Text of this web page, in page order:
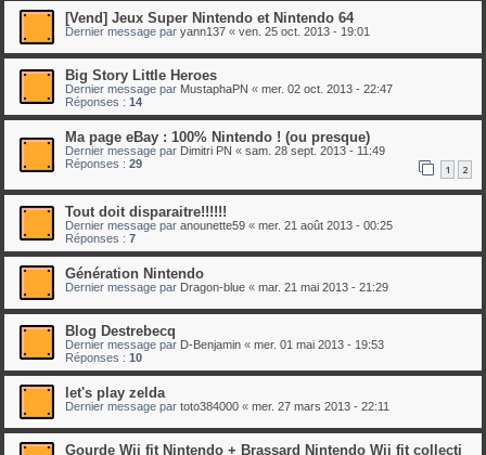
[Vend] Jeux Super Nintendo et Nintendo 64
Dernier message par yann137 « ven. 25 oct. 2013 - 19:01
Big Story Little Heroes
Dernier message par MustaphaPN « mer. 02 oct. 2013 - 22:47
Réponses : 14
Ma page eBay : 100% Nintendo ! (ou presque)
Dernier message par Dimitri PN « sam. 28 sept. 2013 - 11:49
Réponses : 29 1 2
Tout doit disparaitre!!!!!!
Dernier message par anounette59 « mer. 21 août 2013 - 00:25
Réponses : 7
Génération Nintendo
Dernier message par Dragon-blue « mar. 21 mai 2013 - 21:29
Blog Destrebecq
Dernier message par D-Benjamin « mer. 01 mai 2013 - 19:53
Réponses : 10
let's play zelda
Dernier message par toto384000 « mer. 27 mars 2013 - 22:11
Gourde Wii fit Nintendo + Brassard Nintendo Wii fit collecti